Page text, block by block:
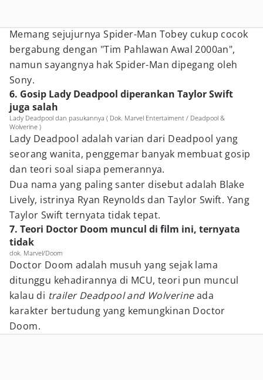
Memang sejujurnya Spider-Man Tobey cukup cocok
bergabung dengan "Tim Pahlawan Awal 2000an",
namun sayangnya hak Spider-Man dipegang oleh
Sony.
6. Gosip Lady Deadpool diperankan Taylor Swift
juga salah
Lady Deadpool dan pasukannya ( Dok. Marvel Entertaiment / Deadpool &
Wolverine )
Lady Deadpool adalah varian dari Deadpool yang
seorang wanita, penggemar banyak membuat gosip
dan teori soal siapa pemerannya.
Dua nama yang paling santer disebut adalah Blake
Lively, istrinya Ryan Reynolds dan Taylor Swift. Yang
Taylor Swift ternyata tidak tepat.
7. Teori Doctor Doom muncul di film ini, ternyata
tidak
dok. Marvel/Doom
Doctor Doom adalah musuh yang sejak lama
ditunggu kehadirannya di MCU, teori pun muncul
kalau di trailer Deadpool and Wolverineada
karakter bertudung yang kemungkinan Doctor
Doom.